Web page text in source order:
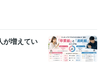
が増えてい